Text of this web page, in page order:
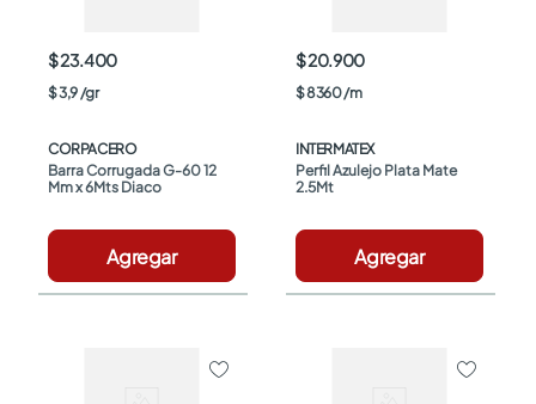
$ 23.400
$3,9/gr
CORPACERO
Barra Corrugada G-60 12
Mm x 6Mts Diaco
Agregar
$ 20.900
$8360/m
INTERMATEX
Perfil Azulejo Plata Mate
2.5Mt
Agregar